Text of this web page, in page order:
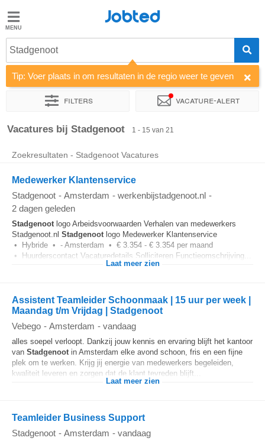
Jobted
Vacatures
Salarissen
Jobted
Stadgenoot
Tip: Voer plaats in om resultaten in de regio weer te geven
Filters Vacature-alert
Sorteer op Bedrijf Uitzendbureau
Vacatures bij Stadgenoot 1 - 15 van 21
Zoekresultaten - Stadgenoot Vacatures
Medewerker Klantenservice
Stadgenoot - Amsterdam - werkenbijstadgenoot.nl -
2 dagen geleden
Stadgenootlogo Arbeidsvoorwaarden Verhalen van medewerkers
Stadgenoot.nl Stadgenoot logo Medewerker Klantenservice
• Hybride • - Amsterdam • € 3.354 - € 3.354 per maand
• Huurderscontact Vacaturedetails Solliciteren Functieomschrijving...
Laat meer zien
Assistent Teamleider Schoonmaak | 15 uur per week |
Maandag t/m Vrijdag | Stadgenoot
Vebego - Amsterdam - vandaag
alles soepel verloopt. Dankzij jouw kennis en ervaring blijft het kantoor
van Stadgenoot in Amsterdam elke avond schoon, fris en een fijne
plek om te werken. Krijg jij energie van medewerkers begeleiden,
kwaliteit leveren en zorgen dat de klant tevreden blijft...
Laat meer zien
Teamleider Business Support
Stadgenoot - Amsterdam - vandaag